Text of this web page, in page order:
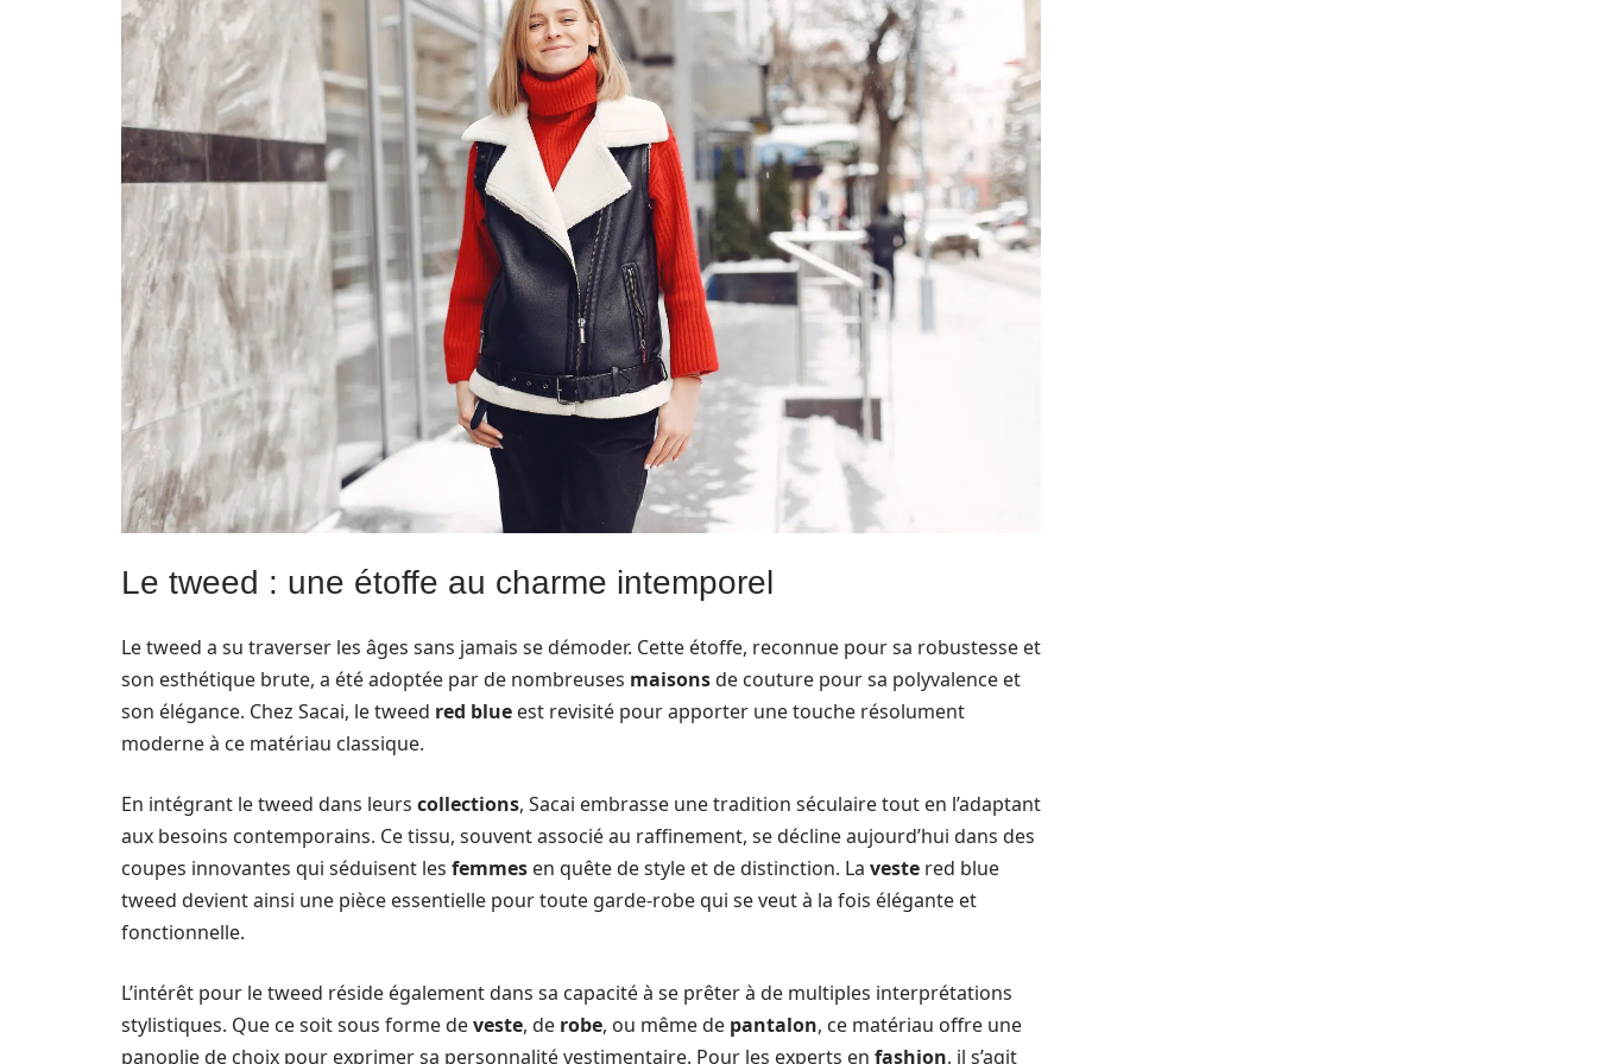
Le tweed : une étoffe au charme intemporel
Le tweed a su traverser les âges sans jamais se démoder. Cette étoffe, reconnue pour sa robustesse et
son esthétique brute, a été adoptée par de nombreuses maisonsde couture pour sa polyvalence et
son élégance. Chez Sacai, le tweed red blue est revisité pour apporter une touche résolument
moderne à ce matériau classique.
En intégrant le tweed dans leurs collections, Sacai embrasse une tradition séculaire tout en l’adaptant
aux besoins contemporains. Ce tissu, souvent associé au raffinement, se décline aujourd’hui dans des
coupes innovantes qui séduisent les femmes en quête de style et de distinction. La veste red blue
tweed devient ainsi une pièce essentielle pour toute garde-robe qui se veut à la fois élégante et
fonctionnelle.
L’intérêt pour le tweed réside également dans sa capacité à se prêter à de multiples interprétations
stylistiques. Que ce soit sous forme deveste, de robe, ou même de pantalon, ce matériau offre une
panoplie de choix pour exprimer sa personnalité vestimentaire. Pour les experts en fashion, il s’agit